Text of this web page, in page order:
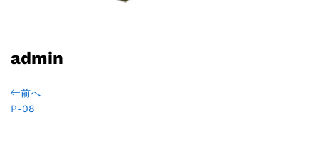
admin
前へ
P-08